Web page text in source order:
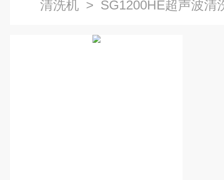
清洗机 > SG1200HE超声波清